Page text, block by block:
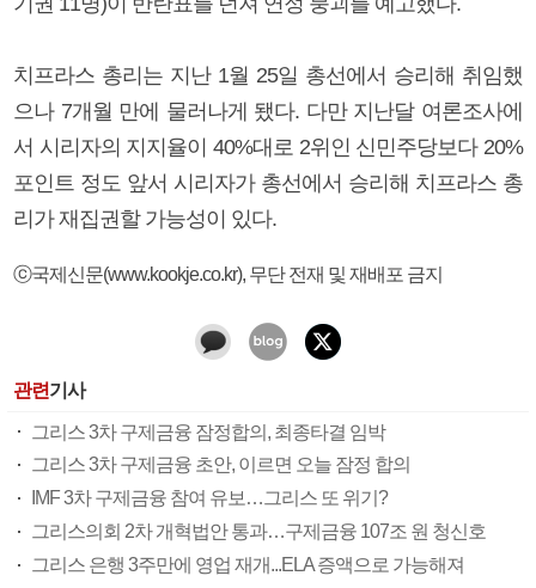
치프라스 총리는 지난 1월 25일 총선에서 승리해 취임했
으나 7개월 만에 물러나게 됐다. 다만 지난달 여론조사에
서 시리자의 지지율이 40%대로 2위인 신민주당보다 20%
포인트 정도 앞서 시리자가 총선에서 승리해 치프라스 총
리가 재집권할 가능성이 있다.
ⓒ국제신문(www.kookje.co.kr), 무단 전재 및 재배포 금지
관련기사
그리스 3차 구제금융 잠정합의, 최종타결 임박
그리스 3차 구제금융 초안, 이르면 오늘 잠정 합의
IMF 3차 구제금융 참여 유보…그리스 또 위기?
그리스의회 2차 개혁법안 통과…구제금융 107조 원 청신호
그리스 은행 3주만에 영업 재개...ELA 증액으로 가능해져